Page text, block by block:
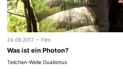
24.09.2017 - Film
Was ist ein Photon?
Teilchen-Welle Dualismus